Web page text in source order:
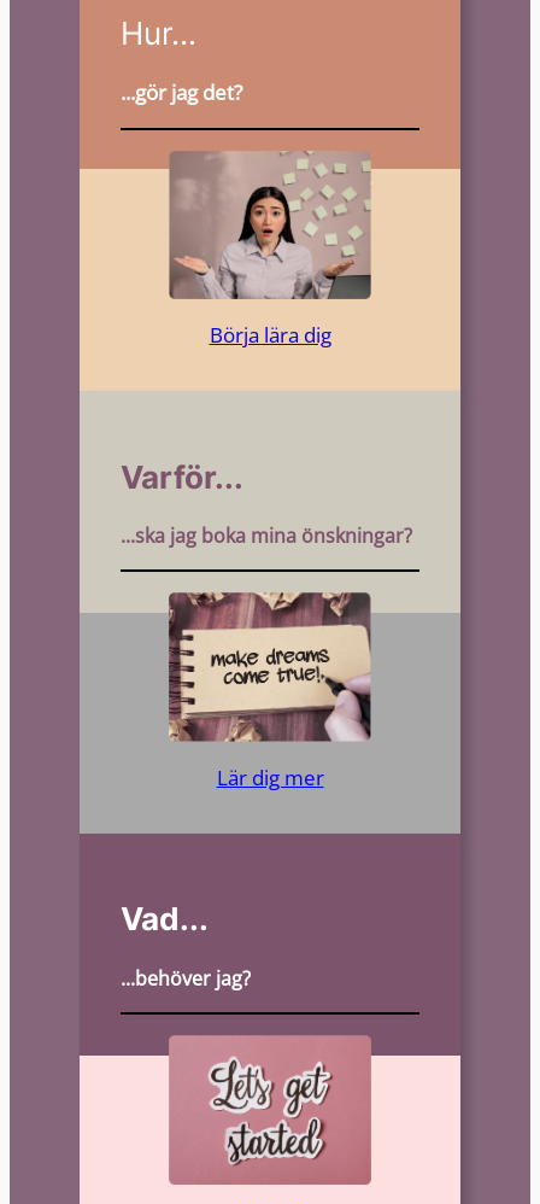
Hur...
...gör jag det?
Börja lära dig
Varför...
...ska jag boka mina önskningar?
Lär dig mer
Vad...
...behöver jag?